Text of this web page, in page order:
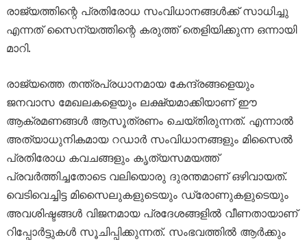
രാജ്യത്തിന്റെ പ്രതിരോധ സംവിധാനങ്ങൾക്ക് സാധിച്ചു
എന്നത് സൈന്യത്തിന്റെ കരുത്ത് തെളിയിക്കുന്ന ഒന്നായി
മാറി.
രാജ്യത്തെ തന്ത്രപ്രധാനമായ കേന്ദ്രങ്ങളെയും
ജനവാസ മേഖലകളെയും ലക്ഷ്യമാക്കിയാണ് ഈ
ആക്രമണങ്ങൾ ആസൂത്രണം ചെയ്തിരുന്നത്. എന്നാൽ
അത്യാധുനികമായ റഡാർ സംവിധാനങ്ങളും മിസൈൽ
പ്രതിരോധ കവചങ്ങളും കൃത്യസമയത്ത്
പ്രവർത്തിച്ചതോടെ വലിയൊരു ദുരന്തമാണ് ഒഴിവായത്.
വെടിവെച്ചിട്ട മിസൈലുകളുടെയും ഡ്രോണുകളുടെയും
അവശിഷ്ടങ്ങൾ വിജനമായ പ്രദേശങ്ങളിൽ വീണതായാണ്
റിപ്പോർട്ടുകൾ സൂചിപ്പിക്കുന്നത്. സംഭവത്തിൽ ആർക്കും